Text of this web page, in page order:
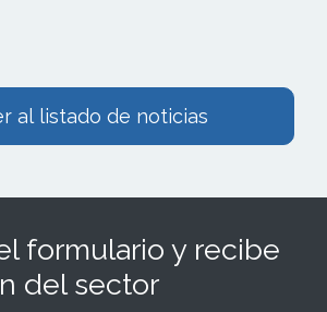
al listado de noticias
formulario y recibe
del sector